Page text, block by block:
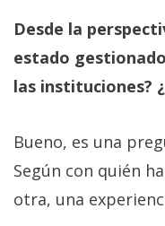
Desde la
estado
las instituciones?
Bueno, es una
Según con quién
otra, una